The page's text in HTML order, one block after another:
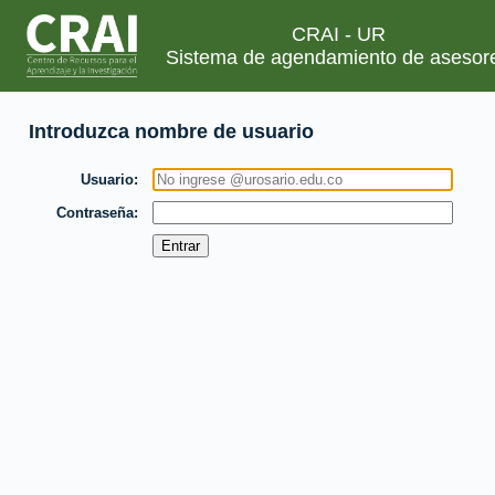
CRAI - UR
Sistema de agendamiento de
Introduzca nombre de usuario
Usuario
Contraseña